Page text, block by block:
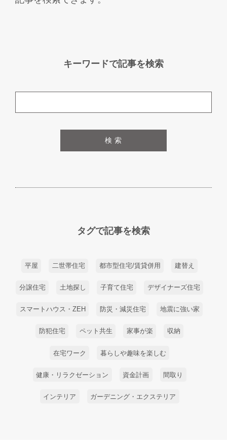
キーワードで記事を検索
検 索
タグで記事を検索
平屋 二世帯住宅 都市型住宅/賃貸併用 建替え
分譲住宅 土地探し 子育て住宅 デザイナーズ住宅
スマートハウス・ZEH 防災・減災住宅 地震に強い家
防犯住宅 ペット共生 家事が楽 収納
在宅ワーク 暮らしや趣味を楽しむ
健康・リラクゼーション 資金計画 間取り
インテリア ガーデニング・エクステリア